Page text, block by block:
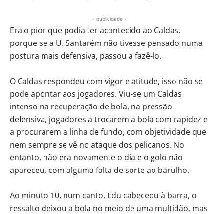
- publicidade -
Era o pior que podia ter acontecido ao Caldas,
porque se a U. Santarém não tivesse pensado numa
postura mais defensiva, passou a fazê-lo.
O Caldas respondeu com vigor e atitude, isso não se
pode apontar aos jogadores. Viu-se um Caldas
intenso na recuperação de bola, na pressão
defensiva, jogadores a trocarem a bola com rapidez e
a procurarem a linha de fundo, com objetividade que
nem sempre se vê no ataque dos pelicanos. No
entanto, não era novamente o dia e o golo não
apareceu, com alguma falta de sorte ao barulho.
Ao minuto 10, num canto, Edu cabeceou à barra, o
ressalto deixou a bola no meio de uma multidão, mas